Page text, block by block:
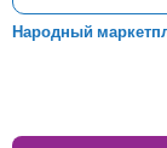
Народный